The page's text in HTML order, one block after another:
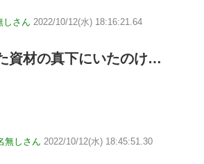
しさん 2022/10/12(水) 18:16:21.64
資材の真下にいたのけ…
無しさん 2022/10/12(水) 18:45:51.30